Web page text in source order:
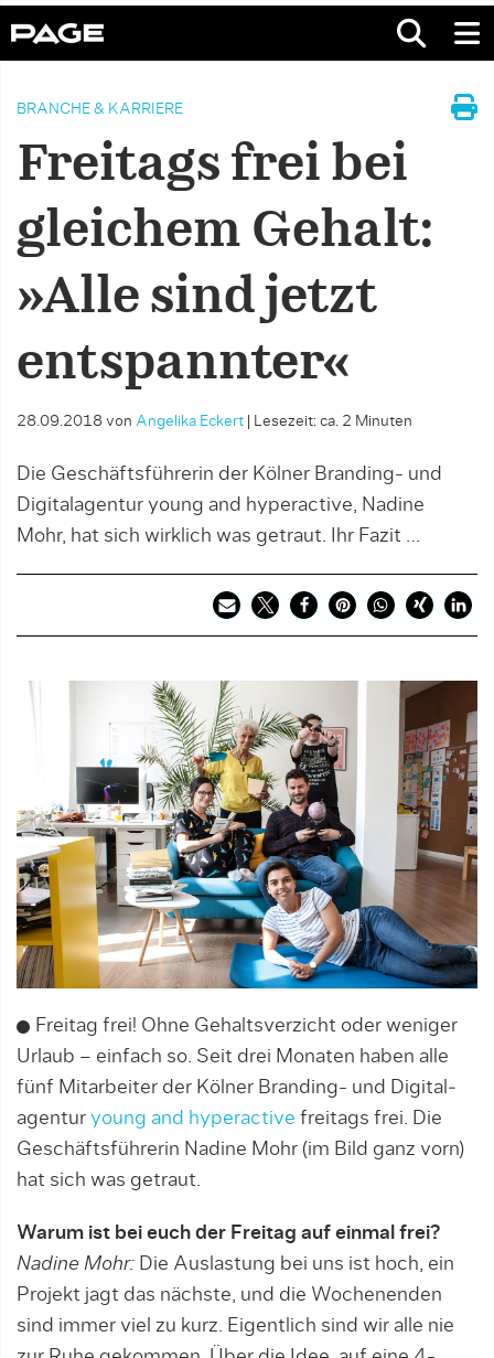
BRANCHE & KARRIERE
Freitags frei bei
gleichem Gehalt:
»Alle sind jetzt
entspannter«
28.09.2018 von Angelika Eckert Lesezeit: ca. 2 Minuten
Die Geschäftsführerin der Kölner Branding- und
Digital­agentur young and hyperactive, Nadine
Mohr, hat sich wirklich was getraut. Ihr Fazit …
Freitag frei! Ohne Gehaltsverzicht oder weniger
Urlaub – einfach so. Seit drei Monaten haben alle
fünf Mitarbeiter der Kölner Branding- und Digital­
agentur young and hyperactive freitags frei. Die
Geschäftsführerin Nadine Mohr (im Bild ganz vorn)
hat sich was getraut.
Warum ist bei euch der Freitag auf einmal frei?
Nadine Mohr: Die Auslastung bei uns ist hoch, ein
Projekt jagt das nächste, und die Wochenenden
sind immer viel zu kurz. Eigentlich sind wir alle nie